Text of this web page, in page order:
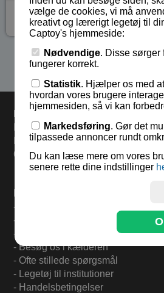
kr 35,-
Se flere produkter i kategorien
Levering
Bestil inden kl 13.00 og varerne
Levering 33,- eller gratis ved køb
60 dages returret.
-
-
-
-Besøg os i kælderen
- Ofte stillede spørgsmål
- Legetøj til institutioner
- Handelsbetingelser
vælge de cookies, vi må
kreativt og lærerigt legetøj til
Captoy's hjemmeside:
Nødvendige. Disse sørger
fungerer korrekt.
Statistik. Hjælper os med
hvordan vores brugere
hjemmesiden, så vi kan
Markedsføring. Gør det
tilpassede annoncer rundt
Du kan læse mere om vores
senere rette dine indstillinger